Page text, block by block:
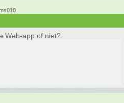
Web-app of niet?